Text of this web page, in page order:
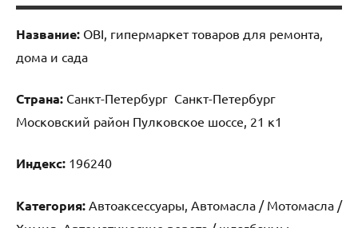
Название: OBI, гипермаркет товаров для ремонта,
дома и сада
Страна: Санкт-Петербург Санкт-Петербург
Московский район Пулковское шоссе, 21 к1
Индекс: 196240
Категория: Автоаксессуары, Автомасла / Мотомасла /